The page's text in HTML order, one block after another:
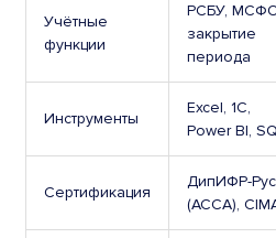
Учётные
функции
РСБУ,
закрытие
периода
Инструменты
Excel, 1С,
Power BI,
Сертификация
ДипИФР-Рус
(ACCA),